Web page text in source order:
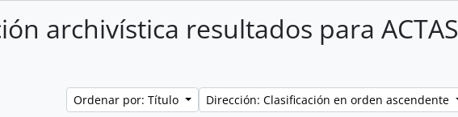
archivística resultados para ACTAS
Ordenar por: Título Dirección: Clasificación en orden ascendente